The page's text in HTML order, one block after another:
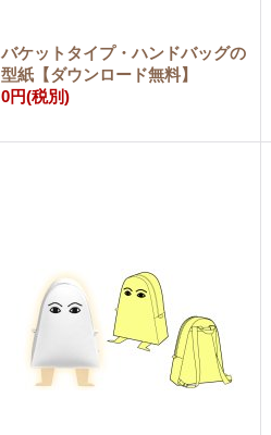
バケットタイプ・ハンドバッグの
型紙【ダウンロード無料】
0円(税別)